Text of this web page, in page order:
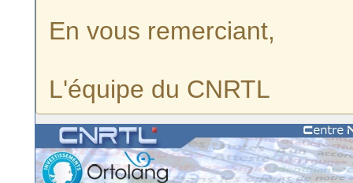
En vous remerciant,
L'équipe du CNRTL